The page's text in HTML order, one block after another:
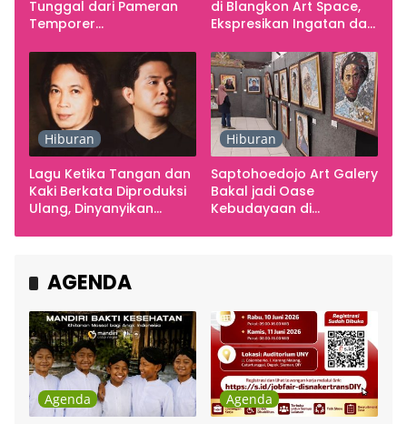
Tunggal dari Pameran
Temporer
di Blangkon Art Space,
Ekspresikan Ingatan dan
Hiburan
Lagu Ketika Tangan dan
Kaki Berkata Diproduksi
Ulang, Dinyanyikan
Hiburan
Saptohoedojo Art Galery
Bakal jadi Oase
Kebudayaan di
AGENDA
Agenda Agenda